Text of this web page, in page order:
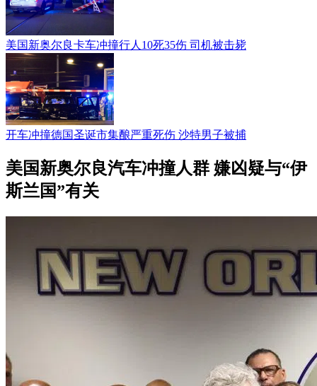
美国新奥尔良卡车冲撞行人10死35伤 司机被击毙
开车冲撞德国圣诞市集酿严重死伤 沙特男子被捕
美国新奥尔良汽车冲撞人群 嫌凶疑与“伊
斯兰国”有关